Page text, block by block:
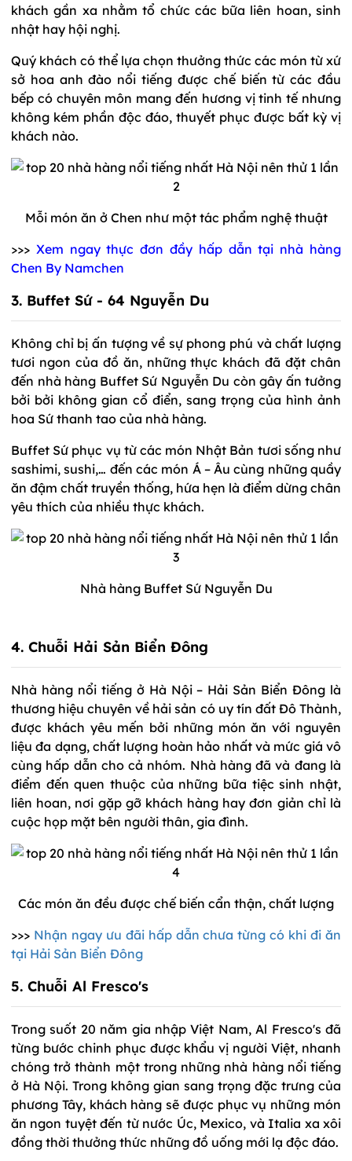
khách gần xa nhằm tổ chức các bữa liên hoan, sinh
nhật hay hội nghị.
Quý khách có thể lựa chọn thưởng thức các món từ xứ
sở hoa anh đào nổi tiếng được chế biến từ các đầu
bếp có chuyên môn mang đến hương vị tinh tế nhưng
không kém phần độc đáo, thuyết phục được bất kỳ vị
khách nào.
Mỗi món ăn ở Chen như một tác phẩm nghệ thuật
>>> Xem ngay thực đơn đầy hấp dẫn tại nhà hàng
Chen By Namchen
3. Buffet Sứ - 64 Nguyễn Du
Không chỉ bị ấn tượng về sự phong phú và chất lượng
tươi ngon của đồ ăn, những thực khách đã đặt chân
đến nhà hàng Buffet Sứ Nguyễn Du còn gây ấn tưởng
bởi bởi không gian cổ điển, sang trọng của hình ảnh
hoa Sứ thanh tao của nhà hàng.
Buffet Sứ phục vụ từ các món Nhật Bản tươi sống như
sashimi, sushi,… đến các món Á – Âu cùng những quầy
ăn đậm chất truyền thống, hứa hẹn là điểm dừng chân
yêu thích của nhiều thực khách.
Nhà hàng Buffet Sứ Nguyễn Du
4. Chuỗi Hải Sản Biển Đông
Nhà hàng nổi tiếng ở Hà Nội – Hải Sản Biển Đông là
thương hiệu chuyên về hải sản có uy tín đất Đô Thành,
được khách yêu mến bởi những món ăn với nguyên
liệu đa dạng, chất lượng hoàn hảo nhất và mức giá vô
cùng hấp dẫn cho cả nhóm. Nhà hàng đã và đang là
điểm đến quen thuộc của những bữa tiệc sinh nhật,
liên hoan, nơi gặp gỡ khách hàng hay đơn giản chỉ là
cuộc họp mặt bên người thân, gia đình.
Các món ăn đều được chế biến cẩn thận, chất lượng
>>> Nhận ngay ưu đãi hấp dẫn chưa từng có khi đi ăn
tại Hải Sản Biển Đông
5. Chuỗi Al Fresco's
Trong suốt 20 năm gia nhập Việt Nam, Al Fresco's đã
từng bước chinh phục được khẩu vị người Việt, nhanh
chóng trở thành một trong những nhà hàng nổi tiếng
ở Hà Nội. Trong không gian sang trọng đặc trưng của
phương Tây, khách hàng sẽ được phục vụ những món
ăn ngon tuyệt đến từ nước Úc, Mexico, và Italia xa xôi
đồng thời thưởng thức những đồ uống mới lạ độc đáo.